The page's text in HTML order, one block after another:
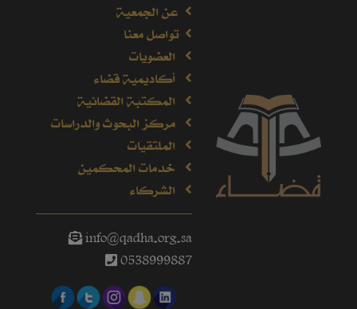
عن الجمعية
تواصل معنا
العضويات
أكاديمية قضاء
المكتبة القضائية
مركز البحوث والدراسات
الملتقيات
خدمات المحكمين
الشركاء
info@qadha.org.sa
0538999887